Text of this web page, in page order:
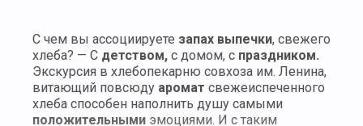
С чем вы ассоциируете запах выпечки, свежего
хлеба? — С детством, с домом, с праздником.
Экскурсия в хлебопекарню совхоза им. Ленина,
витающий повсюду аромат свежеиспеченного
хлеба способен наполнить душу самыми
положительными эмоциями. И с таким